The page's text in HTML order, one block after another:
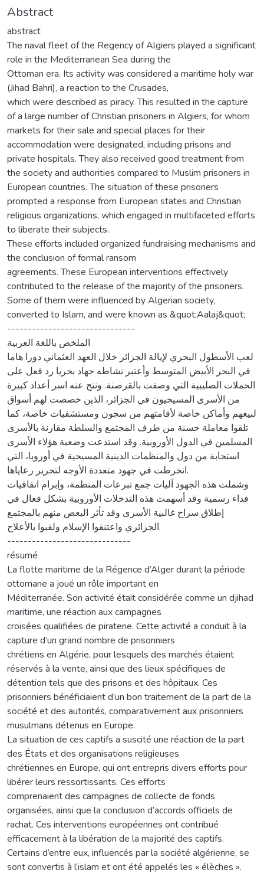
Abstract
abstract
The naval fleet of the Regency of Algiers played a significant
role in the Mediterranean Sea during the
Ottoman era. Its activity was considered a maritime holy war
(Jihad Bahri), a reaction to the Crusades,
which were described as piracy. This resulted in the capture
of a large number of Christian prisoners in Algiers, for whom
markets for their sale and special places for their
accommodation were designated, including prisons and
private hospitals. They also received good treatment from
the society and authorities compared to Muslim prisoners in
European countries. The situation of these prisoners
prompted a response from European states and Christian
religious organizations, which engaged in multifaceted efforts
to liberate their subjects.
These efforts included organized fundraising mechanisms and
the conclusion of formal ransom
agreements. These European interventions effectively
contributed to the release of the majority of the prisoners.
Some of them were influenced by Algerian society,
converted to Islam, and were known as &quot;Aalaj&quot;
-------------------------------
الملخص باللغة العربية
لعب الأسطول البحري لإيالة الجزائر خلال العهد العثماني دورا هاما
في البحر الأبيض المتوسط وأعتبر نشاطه جهاد بحريا رد فعل على
الحملات الصليبية التي وصفت بالقرصنة. ونتج عنه اسر أعداد كبيرة
من الأسرى المسيحيون في الجزائر، الذين خصصت لهم أسواق
لبيعهم وأماكن خاصة لأقامتهم من سجون ومستشفيات خاصة، كما
تلقوا معاملة حسنة من طرف المجتمع والسلطة مقارنة بالأسرى
المسلمين في الدول الأوروبية. وقد استدعت وضعية هؤلاء الأسرى
استجابة من دول والمنظمات الدينية المسيحية في أوروبا، التي
انخرطت في جهود متعددة الأوجه لتحرير رعاياها.
وشملت هذه الجهود آليات جمع تبرعات المنظمة، وإبرام اتفاقيات
فداء رسمية وقد أسهمت هذه التدخلات الأوروبية بشكل فعال في
إطلاق سراح غالبية الأسرى وقد تأثر البعض منهم بالمجتمع
الجزائري واعتنقوا الإسلام ولقبوا بالأعلاج.
------------------------------
résumé
La flotte maritime de la Régence d’Alger durant la période
ottomane a joué un rôle important en
Méditerranée. Son activité était considérée comme un djihad
maritime, une réaction aux campagnes
croisées qualifiées de piraterie. Cette activité a conduit à la
capture d’un grand nombre de prisonniers
chrétiens en Algérie, pour lesquels des marchés étaient
réservés à la vente, ainsi que des lieux spécifiques de
détention tels que des prisons et des hôpitaux. Ces
prisonniers bénéficiaient d’un bon traitement de la part de la
société et des autorités, comparativement aux prisonniers
musulmans détenus en Europe.
La situation de ces captifs a suscité une réaction de la part
des États et des organisations religieuses
chrétiennes en Europe, qui ont entrepris divers efforts pour
libérer leurs ressortissants. Ces efforts
comprenaient des campagnes de collecte de fonds
organisées, ainsi que la conclusion d’accords officiels de
rachat. Ces interventions européennes ont contribué
efficacement à la libération de la majorité des captifs.
Certains d’entre eux, influencés par la société algérienne, se
sont convertis à l’islam et ont été appelés les « élèches ».